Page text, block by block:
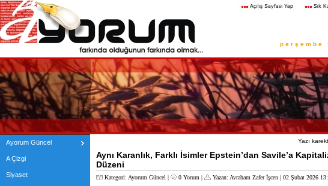
p e r ş e m b e
Ayorum Güncel
A Çizgi
Siyaset
Yazı
Aynı Karanlık, Farklı İsimler Epstein’dan Savile’a
Düzeni
Kategori: Ayorum Güncel | 0 Yorum | Yazan: Avraham Zafer İşcen | 02 Şubat 2026